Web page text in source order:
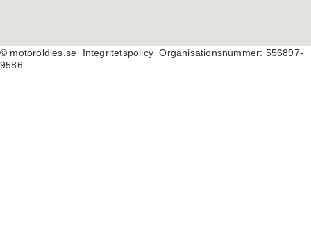
© motoroldies.se
Integritetspolicy Organisationsnummer: 556897-
9586